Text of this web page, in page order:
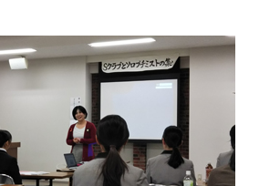
国際ソロプチミスト
アメリカ
SIA